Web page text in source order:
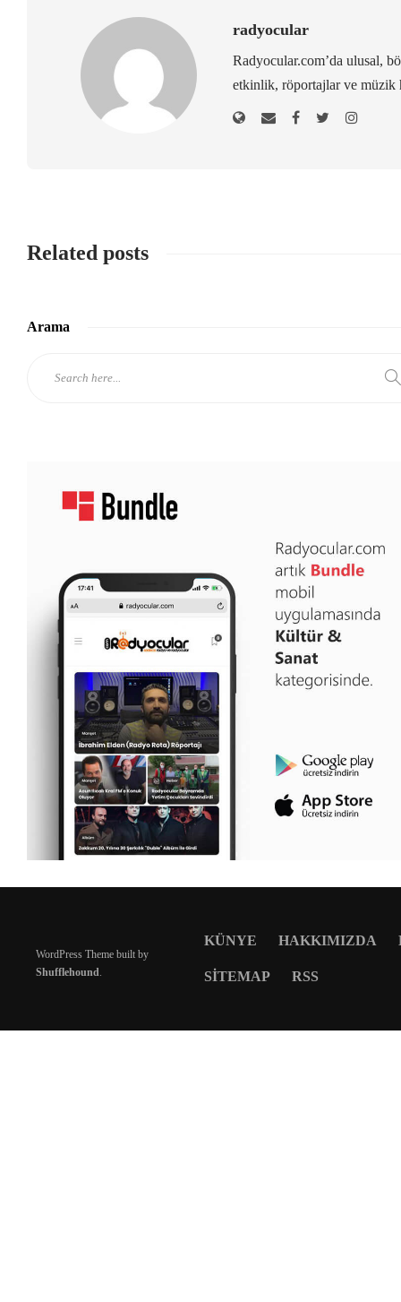
radyocular
Radyocular.com’da ulusal,
etkinlik, röportajlar ve müzik
Related posts
Arama
WordPress Theme built by
Shufflehound.
KÜNYE HAKKIMIZDA
SITEMAP RSS